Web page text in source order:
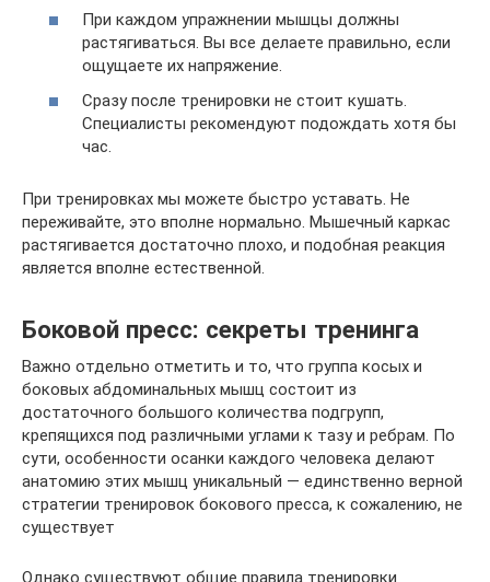
При каждом упражнении мышцы должны
растягиваться. Вы все делаете правильно, если
ощущаете их напряжение.
Сразу после тренировки не стоит кушать.
Специалисты рекомендуют подождать хотя бы
час.
При тренировках мы можете быстро уставать. Не
переживайте, это вполне нормально. Мышечный каркас
растягивается достаточно плохо, и подобная реакция
является вполне естественной.
Боковой пресс: секреты тренинга
Важно отдельно отметить и то, что группа косых и
боковых абдоминальных мышц состоит из
достаточного большого количества подгрупп,
крепящихся под различными углами к тазу и ребрам. По
сути, особенности осанки каждого человека делают
анатомию этих мышц уникальный — единственно верной
стратегии тренировок бокового пресса, к сожалению, не
существует
Однако существуют общие правила тренировки